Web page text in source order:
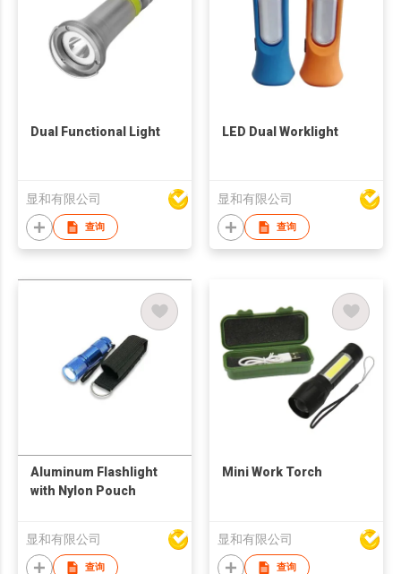
Dual Functional Light
显和有限公司
查询
LED Dual Worklight
显和有限公司
查询
Aluminum Flashlight
with Nylon Pouch
显和有限公司
查询
Mini Work Torch
显和有限公司
查询